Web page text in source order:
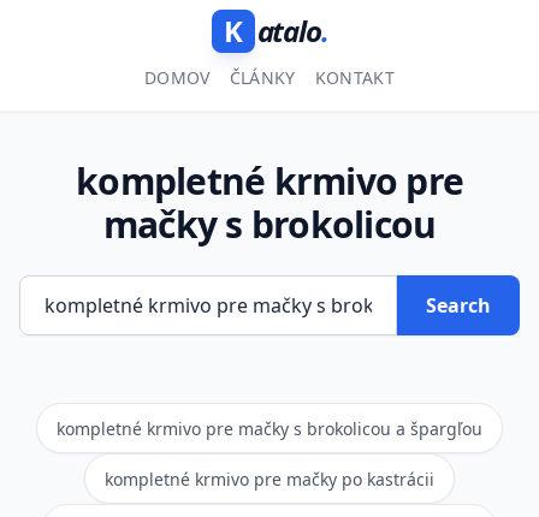
K atalo.
DOMOV ČLÁNKY KONTAKT
kompletné krmivo pre
mačky s brokolicou
Search
kompletné krmivo pre mačky s brokolicou a špargľou
kompletné krmivo pre mačky po kastrácii